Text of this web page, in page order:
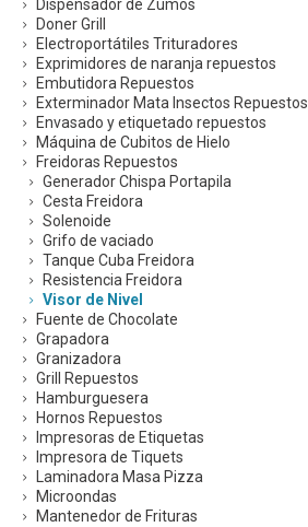
Dispensador de Zumos
Doner Grill
Electroportátiles Trituradores
Exprimidores de naranja repuestos
Embutidora Repuestos
Exterminador Mata Insectos Repuestos
Envasado y etiquetado repuestos
Máquina de Cubitos de Hielo
Freidoras Repuestos
Generador Chispa Portapila
Cesta Freidora
Solenoide
Grifo de vaciado
Tanque Cuba Freidora
Resistencia Freidora
Visor de Nivel
Fuente de Chocolate
Grapadora
Granizadora
Grill Repuestos
Hamburguesera
Hornos Repuestos
Impresoras de Etiquetas
Impresora de Tiquets
Laminadora Masa Pizza
Microondas
Mantenedor de Frituras